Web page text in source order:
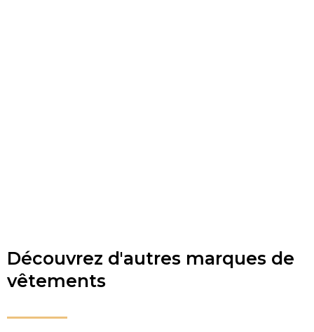
Découvrez d'autres marques de
vêtements